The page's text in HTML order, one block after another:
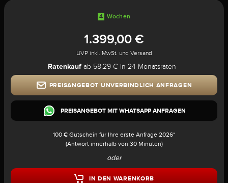
4 Wochen
1.399,00 €
UVP inkl. MwSt. und Versand
Ratenkauf ab 58,29 € in 24 Monatsraten
PREISANGEBOT UNVERBINDLICH ANFRAGEN
PREISANGEBOT MIT WHATSAPP ANFRAGEN
100 € Gutschein für Ihre erste Anfrage 2026*
(Antwort innerhalb von 30 Minuten)
oder
IN DEN WARENKORB